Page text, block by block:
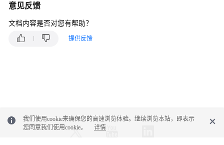
将
线
志
可
意见反馈
文档内容是否对您有帮助？
提供反馈
我们使用cookie来确保您的高速浏览体验。继续浏览本站，即表示
您同意我们使用cookie。
详情